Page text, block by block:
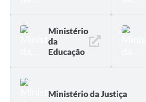
Ministério
da
Educação
Ministério da Justiça